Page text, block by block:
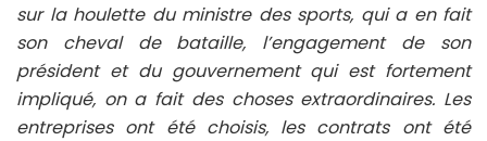
sur la houlette du ministre des sports, qui a en fait
son cheval de bataille, l’engagement de son
président et du gouvernement qui est fortement
impliqué, on a fait des choses extraordinaires. Les
entreprises ont été choisis, les contrats ont été